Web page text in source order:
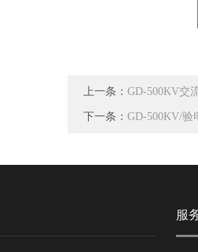
上一条： GD-500KV交
下一条： GD-500KV/验
服